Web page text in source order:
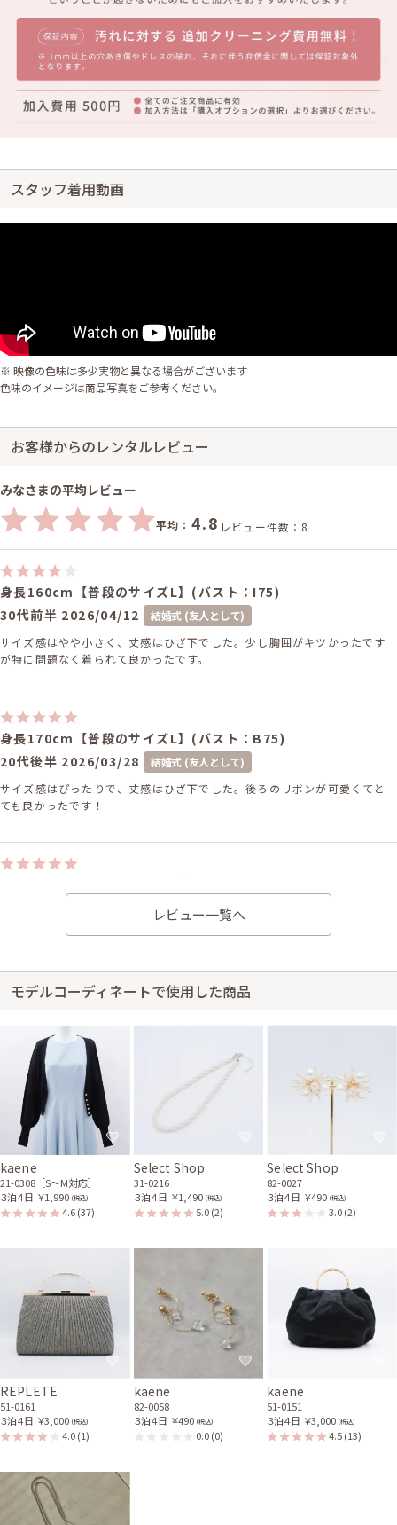
スタッフ着用動画
※ 映像の色味は多少実物と異なる場合がございます
色味のイメージは商品写真をご参考ください。
お客様からのレンタルレビュー
みなさまの平均レビュー
平均： 4.8 レビュー件数：8
身長160cm【普段のサイズL】(バスト：I75)
30代前半 2026/04/12
結婚式 (友人として)
サイズ感はやや小さく、丈感はひざ下でした。少し胸囲がキツかったです
が特に問題なく着られて良かったです。
身長170cm【普段のサイズL】(バスト：B75)
20代後半 2026/03/28
結婚式 (友人として)
サイズ感はぴったりで、丈感はひざ下でした。後ろのリボンが可愛くてと
ても良かったです！
結婚式 (友人として)
サイズ感はやや大きく、丈感はひざ下でした。色もデザインもとても素敵で
レビュー一覧へ
モデルコーディネートで使用した商品
kaene
21-0308［S〜M対応］
３泊４日 ￥1,990 (税込)
4.6(37)
Select Shop
31-0216
３泊４日 ￥1,490 (税込)
5.0(2)
Select Shop
82-0027
３泊４日 ￥490 (税込)
3.0(2)
REPLETE
51-0161
３泊４日 ￥3,000 (税込)
4.0(1)
kaene
82-0058
３泊４日 ￥490 (税込)
0.0(0)
kaene
51-0151
３泊４日 ￥3,000 (税込)
4.5(13)